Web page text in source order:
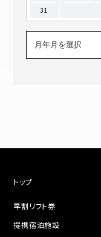
31
トップ
早割リフト券
提携宿泊施設